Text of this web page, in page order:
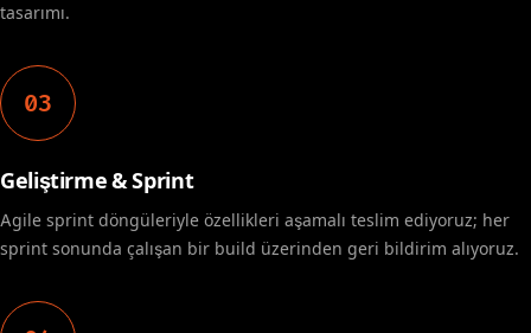
tasarımı.
03
Geliştirme & Sprint
Agile sprint döngüleriyle özellikleri aşamalı teslim ediyoruz; her
sprint sonunda çalışan bir build üzerinden geri bildirim alıyoruz.